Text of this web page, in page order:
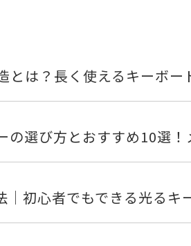
とは？長く使えるキーボー
の選び方とおすすめ10選
｜初心者でもできる光るキ